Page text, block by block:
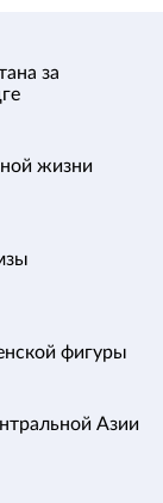
за
жизни
фигуры
Азии